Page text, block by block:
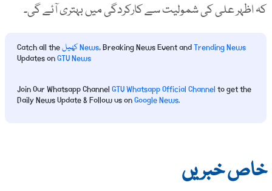
کہ اظہر علی کی شمولیت سے کارکردگی میں بہتری آئے گی۔
Catch all the کھیل News, Breaking News Event andTrending News
Updates onGTV News
Join Our Whatsapp ChannelGTV Whatsapp Official Channelto get the
Daily News Update & Follow us onGoogle News
خاص خبریں